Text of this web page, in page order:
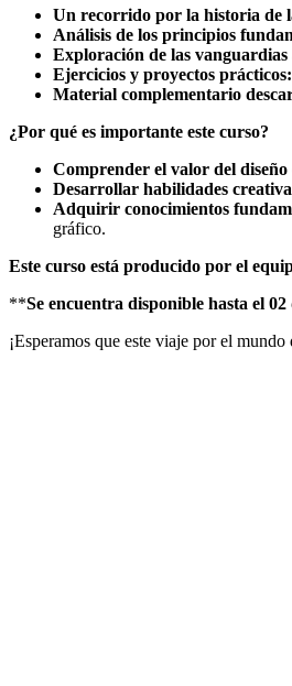
Un recorrido por la historia de
Análisis de los principios
Exploración de las vanguardias
Ejercicios y proyectos prácticos:
Material complementario
¿Por qué es importante este curso?
Comprender el valor del diseño
Desarrollar habilidades
Adquirir conocimientos
gráfico.
Este curso está producido por el
**Se encuentra disponible hasta el
¡Esperamos que este viaje por el